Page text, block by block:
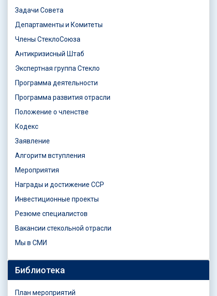
Задачи Совета
Департаменты и Комитеты
Члены СтеклоСоюза
Антикризисный Штаб
Экспертная группа Стекло
Программа деятельности
Программа развития отрасли
Положение о членстве
Кодекс
Заявление
Алгоритм вступления
Мероприятия
Награды и достижение ССР
Инвестиционные проекты
Резюме специалистов
Вакансии стекольной отрасли
Мы в СМИ
Библиотека
План мероприятий